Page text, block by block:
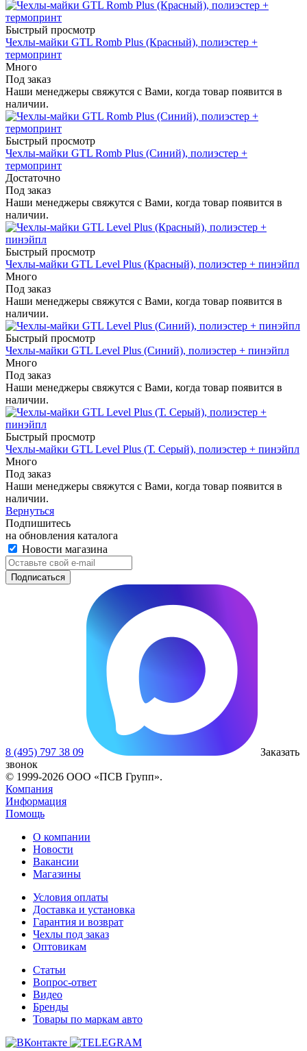
Быстрый просмотр
Чехлы-майки GTL Romb Plus (Красный), полиэстер +
термопринт
Много
Под заказ
Наши менеджеры свяжутся с Вами, когда товар появится в
наличии.
Быстрый просмотр
Чехлы-майки GTL Romb Plus (Синий), полиэстер +
термопринт
Достаточно
Под заказ
Наши менеджеры свяжутся с Вами, когда товар появится в
наличии.
Быстрый просмотр
Чехлы-майки GTL Level Plus (Красный), полиэстер + пинэйпл
Много
Под заказ
Наши менеджеры свяжутся с Вами, когда товар появится в
наличии.
Быстрый просмотр
Чехлы-майки GTL Level Plus (Синий), полиэстер + пинэйпл
Много
Под заказ
Наши менеджеры свяжутся с Вами, когда товар появится в
наличии.
Быстрый просмотр
Чехлы-майки GTL Level Plus (Т. Серый), полиэстер + пинэйпл
Много
Под заказ
Наши менеджеры свяжутся с Вами, когда товар появится в
наличии.
Вернуться
Подпишитесь
на обновления каталога
Новости магазина
8 (495) 797 38 09
Заказать
звонок
© 1999-2026 ООО «ПСВ Групп».
Компания
Информация
Помощь
О компании
Новости
Вакансии
Магазины
Условия оплаты
Доставка и установка
Гарантия и возврат
Чехлы под заказ
Оптовикам
Статьи
Вопрос-ответ
Видео
Бренды
Товары по маркам авто